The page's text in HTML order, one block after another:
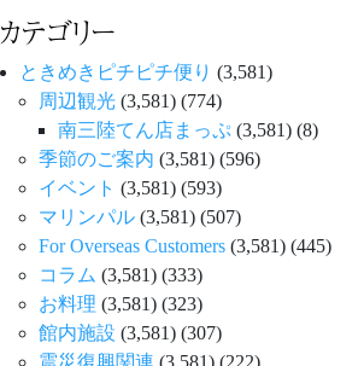
カテゴリー
ときめきピチピチ便り (3,581)
周辺観光 (3,581) (774)
南三陸てん店まっぷ (3,581) (8)
季節のご案内 (3,581) (596)
イベント (3,581) (593)
マリンパル (3,581) (507)
For Overseas Customers (3,581) (445)
コラム (3,581) (333)
お料理 (3,581) (323)
館内施設 (3,581) (307)
震災復興関連 (3,581) (222)